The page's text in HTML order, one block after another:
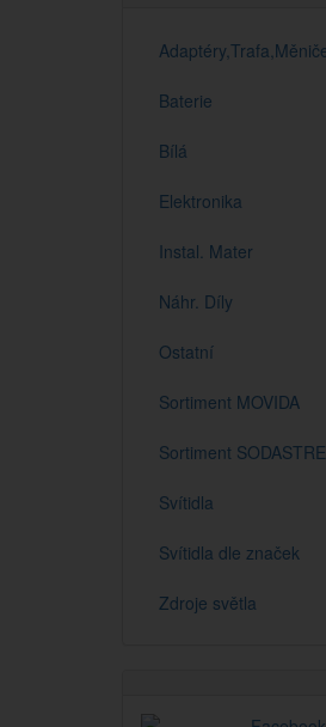
Baterie
Bílá
Elektronika
Instal. Mater
Náhr. Díly
Ostatní
Sortiment MOVIDA
Sortiment
Svítidla
Svítidla dle značek
Zdroje světla